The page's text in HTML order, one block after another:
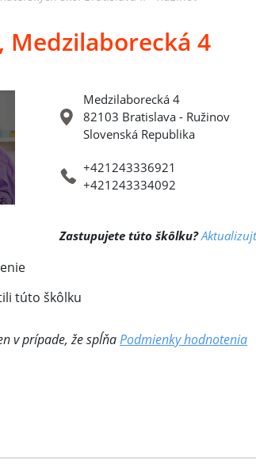
Medzilaborecká 4
Medzilaborecká 4
82103 Bratislava - Ružinov
Slovenská Republika
+421243336921
+421243334092
Zastupujete túto škôlku?
túto škôlku
v prípade, že spĺňaPodmienky hodnotenia